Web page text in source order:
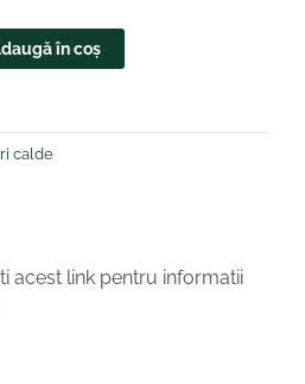
în coș
calde
acest link pentru informatii